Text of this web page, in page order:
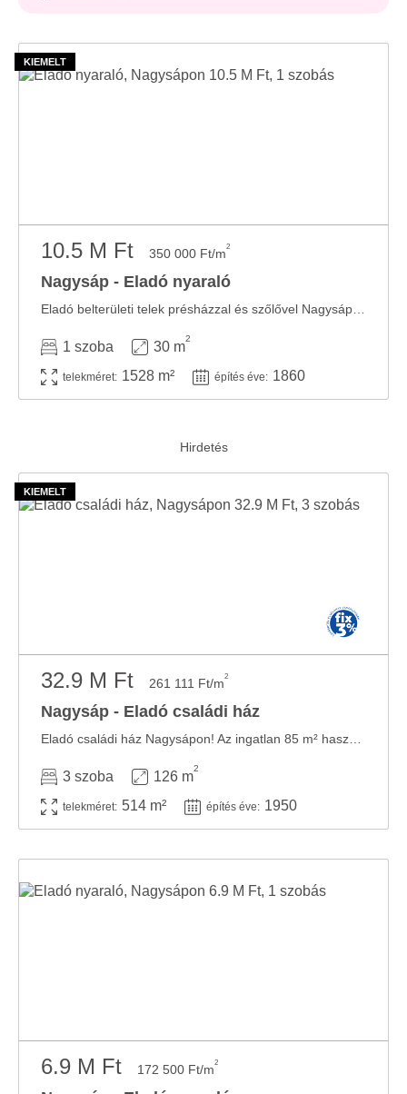
10.5 M Ft 350 000 Ft/m2
Nagysáp - Eladó nyaraló
1 szoba 30 m
2
telekméret: 1528 m² építés éve: 1860
32.9 M Ft 261 111 Ft/m2
Nagysáp - Eladó családi ház
3 szoba 126 m
2
telekméret: 514 m² építés éve: 1950
6.9 M Ft 172 500 Ft/m2